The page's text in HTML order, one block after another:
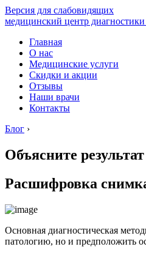
Версия для слабовидящих
медицинский центр
Главная
О нас
Медицинские услуги
Скидки и акции
Отзывы
Наши врачи
Контакты
Блог ›
Объясните
Расшифровка
Основная диагностическая
патологию, но и предположить